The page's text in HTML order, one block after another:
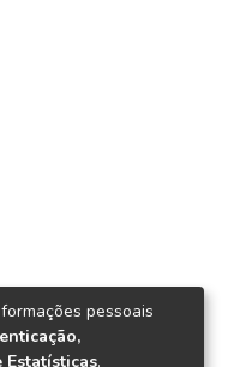
pessoais
Estatísticas.